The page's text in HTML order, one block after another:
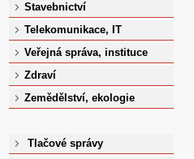
Stavebnictví
Telekomunikace, IT
Veřejná správa, instituce
Zdraví
Zemědělství, ekologie
Tlačové správy